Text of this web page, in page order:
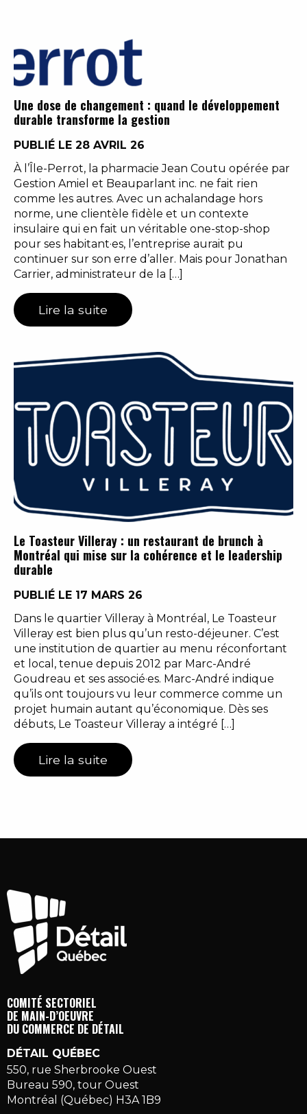
Une dose de changement : quand le développement
durable transforme la gestion
PUBLIÉ LE 28 AVRIL 26
À l’Île-Perrot, la pharmacie Jean Coutu opérée par
Gestion Amiel et Beauparlant inc. ne fait rien
comme les autres. Avec un achalandage hors
norme, une clientèle fidèle et un contexte
insulaire qui en fait un véritable one-stop-shop
pour ses habitant·es, l’entreprise aurait pu
continuer sur son erre d’aller. Mais pour Jonathan
Carrier, administrateur de la […]
Lire la suite
Le Toasteur Villeray : un restaurant de brunch à
Montréal qui mise sur la cohérence et le leadership
durable
PUBLIÉ LE 17 MARS 26
Dans le quartier Villeray à Montréal, Le Toasteur
Villeray est bien plus qu’un resto-déjeuner. C’est
une institution de quartier au menu réconfortant
et local, tenue depuis 2012 par Marc-André
Goudreau et ses associé·es. Marc-André indique
qu’ils ont toujours vu leur commerce comme un
projet humain autant qu’économique. Dès ses
débuts, Le Toasteur Villeray a intégré […]
Lire la suite
COMITÉ SECTORIEL
DE MAIN-D’OEUVRE
DU COMMERCE DE DÉTAIL
DÉTAIL QUÉBEC
550, rue Sherbrooke Ouest
Bureau 590, tour Ouest
Montréal (Québec) H3A 1B9